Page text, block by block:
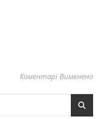
Коментарі Вимкненодо